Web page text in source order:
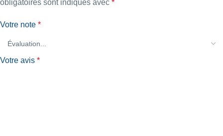
obligatoires sont indiqués avec *
Votre note *
Votre avis *